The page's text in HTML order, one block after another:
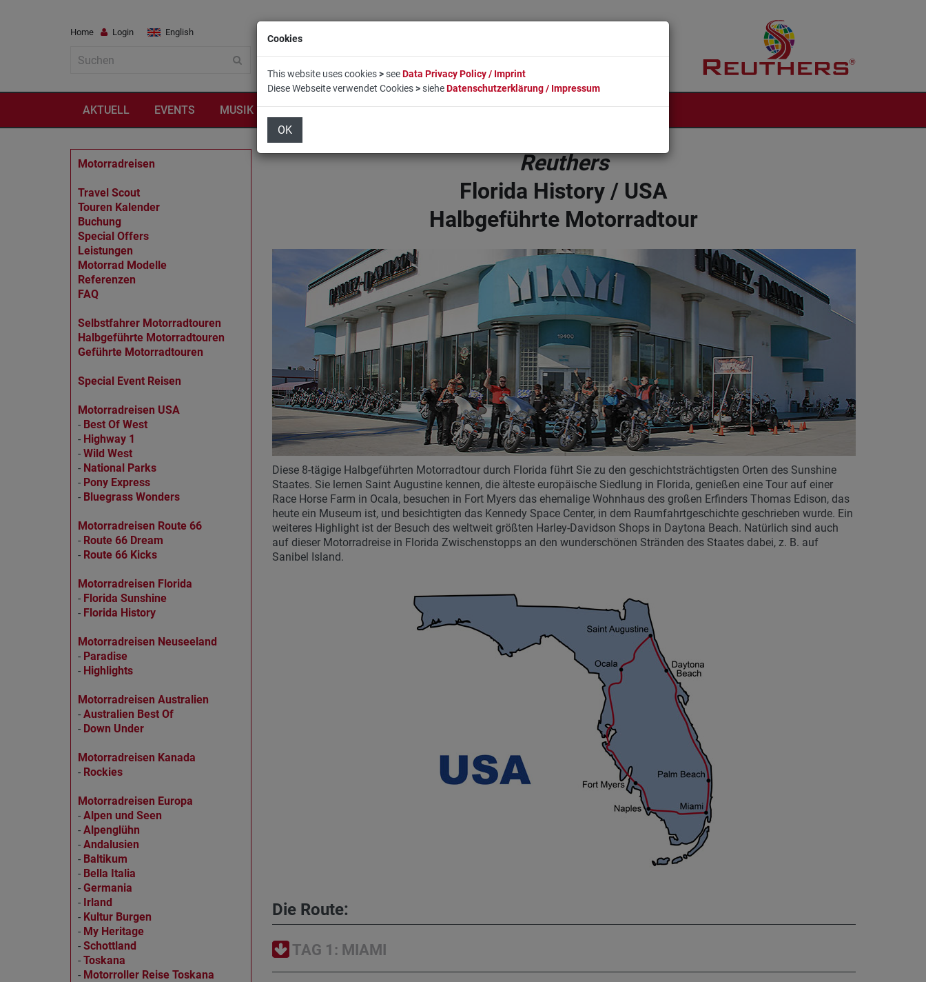
Home Login English
AKTUELL EVENTS MUSIK REISEN LIFESTYLE UNTERNEHMEN BUCHUNG KONTAKT
Motorradreisen
Travel Scout
Touren Kalender
Buchung
Special Offers
Leistungen
Motorrad Modelle
Referenzen
FAQ
Selbstfahrer Motorradtouren
Halbgeführte Motorradtouren
Geführte Motorradtouren
Special Event Reisen
Motorradreisen USA
- Best Of West
- Highway 1
- Wild West
- National Parks
- Pony Express
- Bluegrass Wonders
Motorradreisen Route 66
- Route 66 Dream
- Route 66 Kicks
Motorradreisen Florida
- Florida Sunshine
- Florida History
Motorradreisen Neuseeland
- Paradise
- Highlights
Motorradreisen Australien
- Australien Best Of
- Down Under
Motorradreisen Kanada
- Rockies
Motorradreisen Europa
- Alpen und Seen
- Alpenglühn
- Andalusien
- Baltikum
- Bella Italia
- Germania
- Irland
- Kultur Burgen
- My Heritage
- Schottland
- Toskana
- Motorroller Reise Toskana
Reuthers
Florida History / USA
Halbgeführte Motorradtour
Diese 8-tägige Halbgeführten Motorradtour durch Florida führt Sie zu den geschichtsträchtigsten Orten des Sunshine
Staates. Sie lernen Saint Augustine kennen, die älteste europäische Siedlung in Florida, genießen eine Tour auf einer
Race Horse Farm in Ocala, besuchen in Fort Myers das ehemalige Wohnhaus des großen Erfinders Thomas Edison, das
heute ein Museum ist, und besichtigten das Kennedy Space Center, in dem Raumfahrtgeschichte geschrieben wurde. Ein
weiteres Highlight ist der Besuch des weltweit größten Harley-Davidson Shops in Daytona Beach. Natürlich sind auch
auf dieser Motorradreise in Florida Zwischenstopps an den wunderschönen Stränden des Staates dabei, z. B. auf
Sanibel Island.
Die Route:
TAG 1: MIAMI
Cookies
This website uses cookies>seeData Privacy Policy / Imprint
Diese Webseite verwendet Cookies>sieheDatenschutzerklärung / Impressum
OK